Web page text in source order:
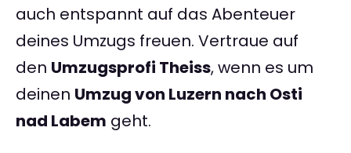
auch entspannt auf das Abenteuer
deines Umzugs freuen. Vertraue auf
den Umzugsprofi Theiss, wenn es um
deinen Umzug von Luzern nach Osti
nad Labem geht.